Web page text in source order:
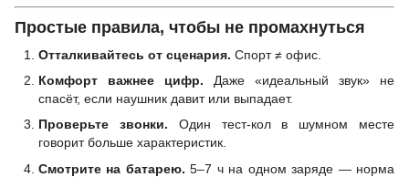
Простые правила, чтобы не промахнуться
Отталкивайтесь от сценария. Спорт ≠ офис.
Комфорт важнее цифр. Даже «идеальный звук» не
спасёт, если наушник давит или выпадает.
Проверьте звонки. Один тест-кол в шумном месте
говорит больше характеристик.
Смотрите на батарею. 5–7 ч на одном заряде — норма